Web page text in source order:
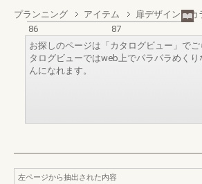
プランニング アイテム
扉デザイン・カ
86
87
お探しのページは「カタログビュー」で
タログビューではweb上でパラパラめく
んになれます。
左ページから抽出された内容